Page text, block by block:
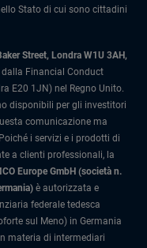
Stato di cui sono cittadini
Street, Londra W1U 3AH,
Financial Conduct
E20 1JN) nel Regno Unito.
disponibili per gli investitori
comunicazione ma
i servizi e i prodotti di
a clienti professionali, la
Europe GmbH (società n.
è autorizzata e
federale tedesca
sul Meno) in Germania
materia di intermediari